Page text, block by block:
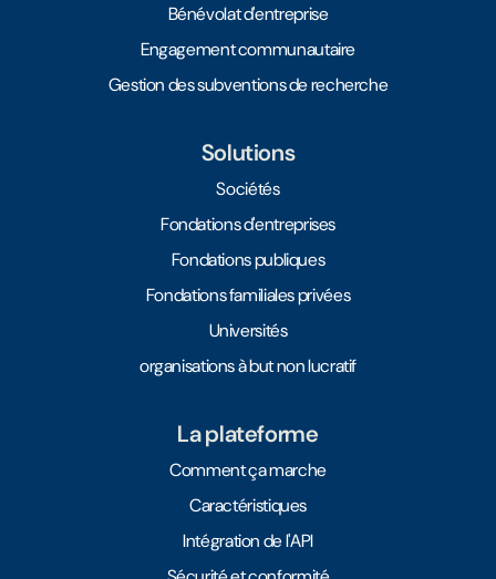
Bénévolat d'entreprise
Engagement communautaire
Gestion des subventions de recherche
Solutions
Sociétés
Fondations d'entreprises
Fondations publiques
Fondations familiales privées
Universités
organisations à but non lucratif
La plateforme
Comment ça marche
Caractéristiques
Intégration de l'API